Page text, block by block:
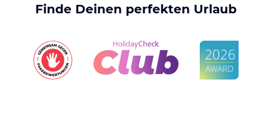
Finde Deinen perfekten Urlaub